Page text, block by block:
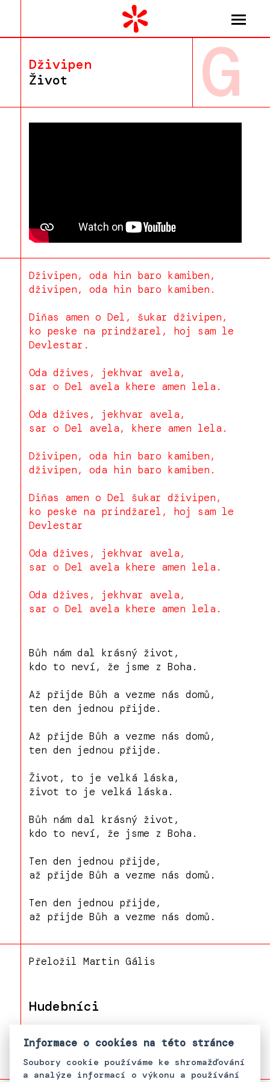
Dživipen
Život
G
Dživipen, oda hin baro kamiben,
dživipen, oda hin baro kamiben.
Diňas amen o Del, šukar dživipen,
ko peske na prindžarel, hoj sam le
Devlestar.
Oda džives, jekhvar avela,
sar o Del avela khere amen lela.
Oda džives, jekhvar avela,
sar o Del avela, khere amen lela.
Dživipen, oda hin baro kamiben,
dživipen, oda hin baro kamiben.
Diňas amen o Del šukar dživipen,
ko peske na prindžarel, hoj sam le
Devlestar
Oda džives, jekhvar avela,
sar o Del avela khere amen lela.
Oda džives, jekhvar avela,
sar o Del avela khere amen lela.
Bůh nám dal krásný život,
kdo to neví, že jsme z Boha.
Až přijde Bůh a vezme nás domů,
ten den jednou přijde.
Až přijde Bůh a vezme nás domů,
ten den jednou přijde.
Život, to je velká láska,
život to je velká láska.
Bůh nám dal krásný život,
kdo to neví, že jsme z Boha.
Ten den jednou přijde,
až přijde Bůh a vezme nás domů.
Ten den jednou přijde,
až přijde Bůh a vezme nás domů.
Přeložil Martin Gális
Hudebníci
Informace o cookies na této stránce
Soubory cookie používáme ke shromažďování
a analýze informací o výkonu a používání